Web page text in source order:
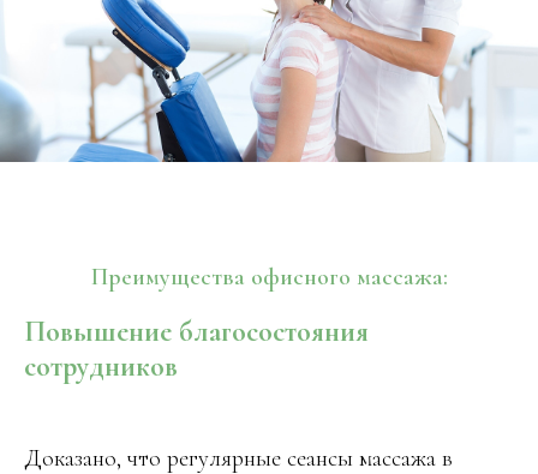
Преимущества офисного массажа:
Повышение благосостояния
сотрудников
Доказано, что регулярные сеансы массажа в